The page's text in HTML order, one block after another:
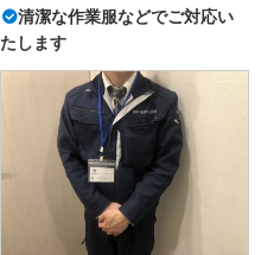
清潔な作業服などでご対応い
たします